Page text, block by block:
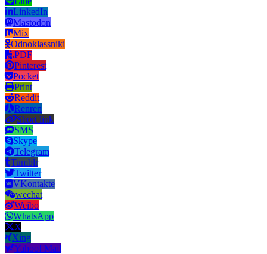
LinkedIn
Mastodon
Mix
Odnoklassniki
PDF
Pinterest
Pocket
Print
Reddit
Renren
Short link
SMS
Skype
Telegram
Tumblr
Twitter
VKontakte
wechat
Weibo
WhatsApp
X
Xing
Yahoo! Mail